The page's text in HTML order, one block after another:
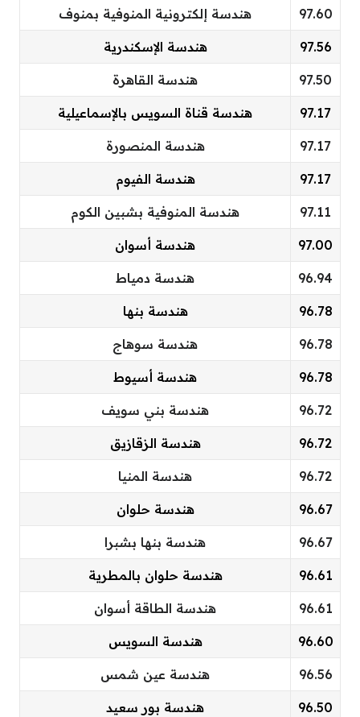
هندسة إلكترونية المنوفية بمنوف 97.60
هندسة الإسكندرية 97.56
هندسة القاهرة 97.50
هندسة قناة السويس بالإسماعيلية 97.17
هندسة المنصورة 97.17
هندسة الفيوم 97.17
هندسة المنوفية بشبين الكوم 97.11
هندسة أسوان 97.00
هندسة دمياط 96.94
هندسة بنها 96.78
هندسة سوهاج 96.78
هندسة أسيوط 96.78
هندسة بني سويف 96.72
هندسة الزقازيق 96.72
هندسة المنيا 96.72
هندسة حلوان 96.67
هندسة بنها بشبرا 96.67
هندسة حلوان بالمطرية 96.61
هندسة الطاقة أسوان 96.61
هندسة السويس 96.60
هندسة عين شمس 96.56
هندسة بور سعيد 96.50